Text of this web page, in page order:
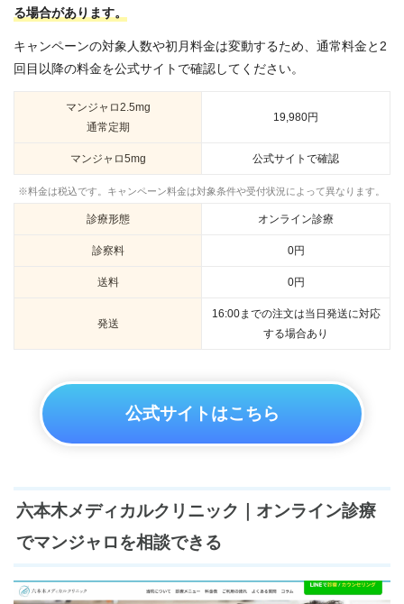
る場合があります。
キャンペーンの対象人数や初月料金は変動するため、通常料金と2
回目以降の料金を公式サイトで確認してください。
マンジャロ2.5mg
通常定期
19,980円
マンジャロ5mg 公式サイトで確認
※料金は税込です。キャンペーン料金は対象条件や受付状況によって異なります。
診療形態 オンライン診療
診察料 0円
送料 0円
発送
16:00までの注文は当日発送に対応
する場合あり
公式サイトはこちら
六本木メディカルクリニック｜オンライン診療
でマンジャロを相談できる